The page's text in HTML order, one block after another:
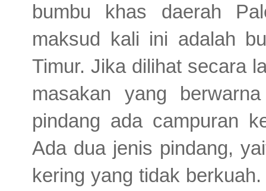
bumbu khas daerah
maksud kali ini adalah
Timur. Jika dilihat secara
masakan yang
pindang ada campuran
Ada dua jenis pindang,
kering yang tidak